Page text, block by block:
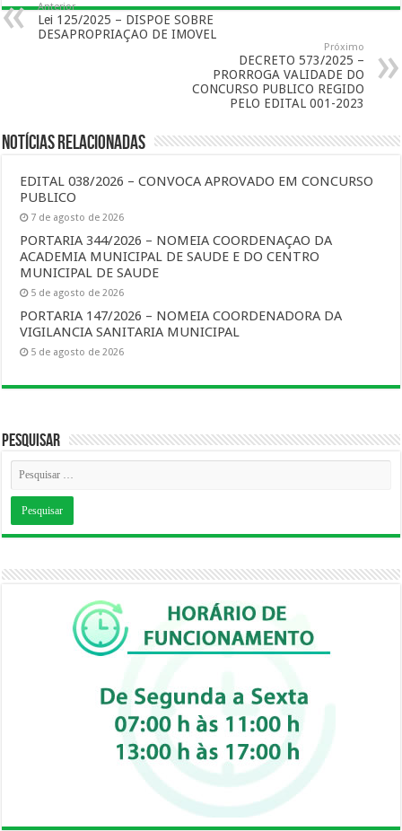
Anterior
Lei 125/2025 – DISPOE SOBRE
DESAPROPRIAÇAO DE IMOVEL
Próximo
DECRETO 573/2025 –
PRORROGA VALIDADE DO
CONCURSO PUBLICO REGIDO
PELO EDITAL 001-2023
Notícias Relacionadas
EDITAL 038/2026 – CONVOCA APROVADO EM CONCURSO
PUBLICO
7 de agosto de 2026
PORTARIA 344/2026 – NOMEIA COORDENAÇAO DA
ACADEMIA MUNICIPAL DE SAUDE E DO CENTRO
MUNICIPAL DE SAUDE
5 de agosto de 2026
PORTARIA 147/2026 – NOMEIA COORDENADORA DA
VIGILANCIA SANITARIA MUNICIPAL
5 de agosto de 2026
Pesquisar